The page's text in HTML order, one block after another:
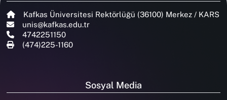
Kafkas Üniversitesi Rektörlüğü (36100) Merkez / KARS
unis@kafkas.edu.tr
4742251150
(474)225-1160
Sosyal Media